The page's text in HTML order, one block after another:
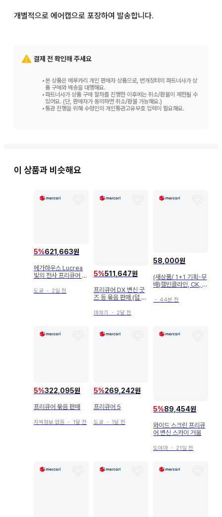
개별적으로 에어캡으로 포장하여 발송합니다.
결제 전 확인해 주세요
•본 상품은 메루카리 개인 판매자 상품으로, 번개장터의 파트너사가 상
품 구매와 배송을 대행해요.
•파트너사가 상품 구매 절차를 진행한 이후에는 취소/환불이 제한될 수
있어요. (단, 판매자가 동의하면 취소/환불 가능해요.)
•통관 진행을 위해 수령인의 개인통관고유부호 입력이 필요해요.
이 상품과 비슷해요
5%621,663원
메가하우스 Lucrea
빛의 전사 프리큐어 큐
도쿄 ・ 2일 전
5%511,647원
프리큐어 DX 변신 굿
즈 등 묶음 판매 (덤 포
미야기 ・ 2달 전
58,000원
(새상품/ 1+1 기획-무
배)캘빈클라인, CK, 남
면, 5종 세트
・ 44분 전
5%322,095원
프리큐어 묶음 판매
지역정보 없음 ・ 1달 전
5%269,242원
프리큐어 5
도쿄 ・ 1달 전
5%89,454원
와이드 스크린 프리큐
어 변신 스카이 거울
도야마 ・ 21일 전